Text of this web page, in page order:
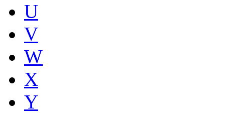
U
V
W
X
Y